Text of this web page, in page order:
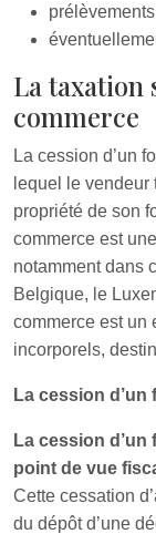
La taxation
commerce
La cession d’un
lequel le vendeur
propriété de son
commerce est
notamment dans
Belgique, le
commerce est un
incorporels,
La cession
La cession d’un
point de vue
Cette cessation
du dépôt d’une